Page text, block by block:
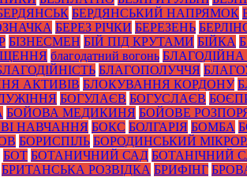
БЕРДЯНСЬКИЙ НАПРЯМОК
БЕРЕЗ РІЧКИ БЕРЕЗЕНЬ
БІЗНЕСМЕН БІЙ ПІД КРУТАМИ БІЙКА
благодатний вогонь
БЛАГОПОЛУЧЧЯ
АКТИВІВ БЛОКУВАННЯ КОРДОНУ
БОГУЛАЄВ БОГУСЛАЄВ
БОЙОВА МЕДИКИНЯ БОЙОВЕ
НАВЧАННЯ БОКС БОЛГАРІЯ БОМБА
БОРИСПІЛЬ БОРОДИНСЬКИЙ
БОТ БОТАНИЧНИЙ САД БОТАНІЧНИЙ
БРИТАНСЬКА РОЗВІДКА БРИФІНГ